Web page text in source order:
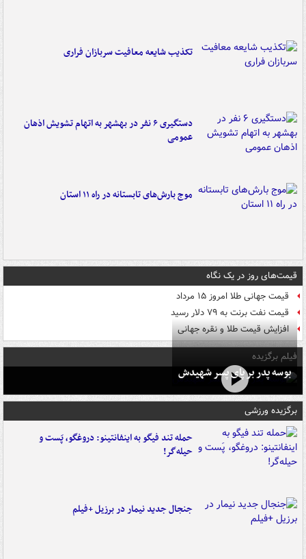
تکذیب شایعه معافیت سربازان فراری
دستگیری ۶ نفر در بهشهر به اتهام تشویش اذهان
عمومی
موج بارش‌های تابستانه در راه ۱۱ استان
قیمت‌های روز در یک نگاه
قیمت جهانی طلا امروز ۱۵ مرداد
قیمت نفت برنت به ۷۹ دلار رسید
افزایش قیمت طلا و نقره جهانی
فیلم برگزیده
بوسه‌ پدر بر پای پسر شهیدش
برگزیده ورزشی
حمله تند فیگو به اینفانتینو: دروغگو، پَست‌ و
حیله‌گر!
جنجال جدید نیمار در برزیل +فیلم